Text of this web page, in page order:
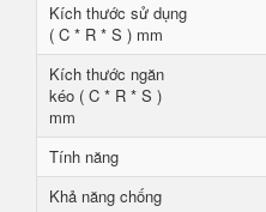
Kích thước sử dụng
( C * R * S ) mm
Kích thước ngăn
kéo ( C * R * S )
mm
Tính năng
Khả năng chống